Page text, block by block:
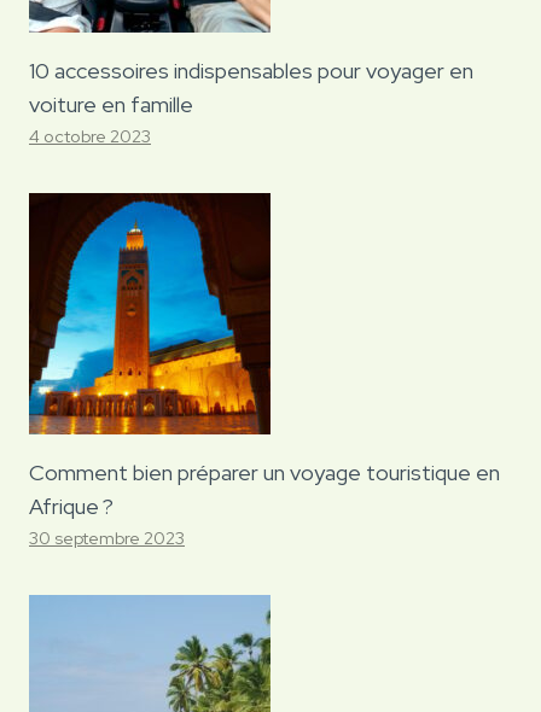
10 accessoires indispensables pour voyager en
voiture en famille
4 octobre 2023
Comment bien préparer un voyage touristique en
Afrique ?
30 septembre 2023